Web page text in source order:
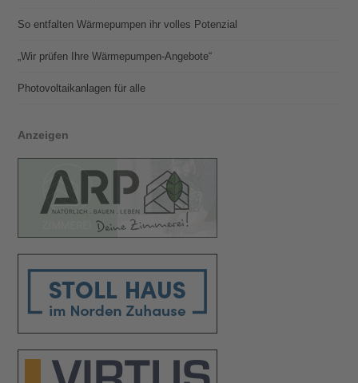
So entfalten Wärmepumpen ihr volles Potenzial
„Wir prüfen Ihre Wärmepumpen-Angebote“
Photovoltaik­­anlagen für alle
Anzeigen